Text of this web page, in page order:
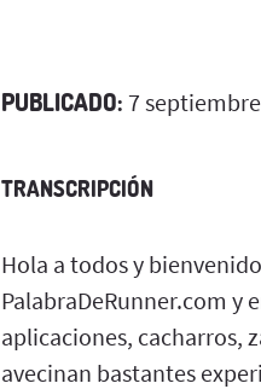
PUBLICADO: 7
TRANSCRIPCIÓN
Hola a todos y
PalabraDeRunner.com y
aplicaciones, cacharros,
avecinan bastantes